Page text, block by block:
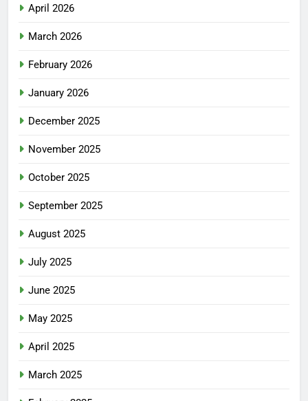
April 2026
March 2026
February 2026
January 2026
December 2025
November 2025
October 2025
September 2025
August 2025
July 2025
June 2025
May 2025
April 2025
March 2025